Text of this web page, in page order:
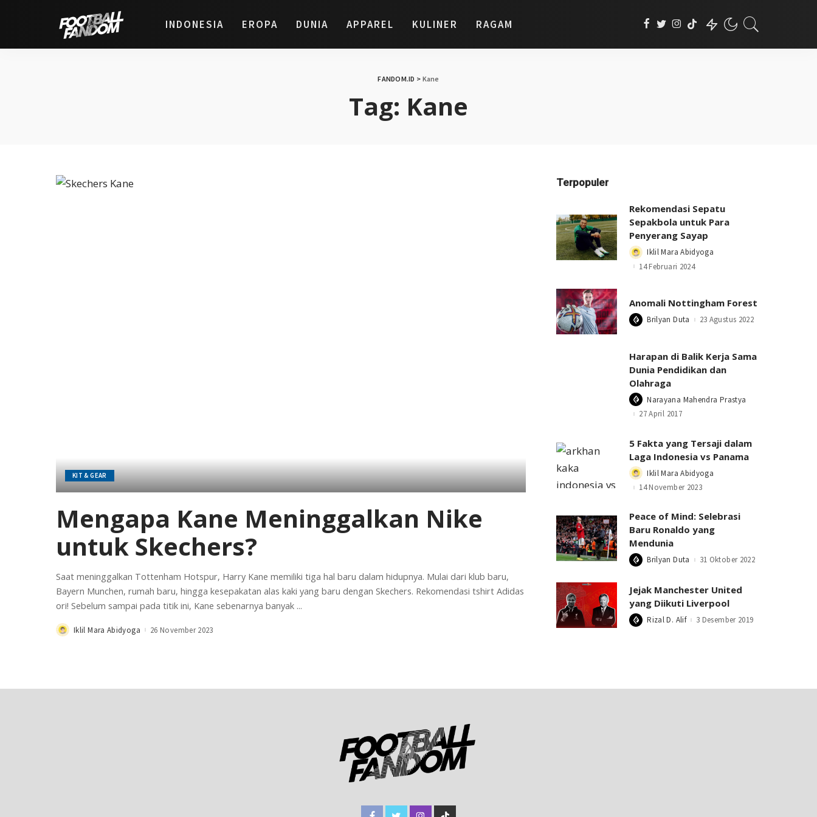
INDONESIA EROPA DUNIA APPAREL KULINER RAGAM
FANDOM.ID > Kane
Tag: Kane
KIT & GEAR
Mengapa Kane Meninggalkan Nike
untuk Skechers?
Saat meninggalkan Tottenham Hotspur, Harry Kane memiliki tiga hal baru dalam hidupnya. Mulai dari klub baru,
Bayern Munchen, rumah baru, hingga kesepakatan alas kaki yang baru dengan Skechers. Rekomendasi tshirt Adidas
ori! Sebelum sampai pada titik ini, Kane sebenarnya banyak ...
PostedIklil Mara Abidyoga 26 November 2023
Terpopuler
Rekomendasi Sepatu
Sepakbola untuk Para
Penyerang Sayap
Posted
by
Iklil Mara Abidyoga
14 Februari 2024
Anomali Nottingham Forest
PostedBrilyan Duta 23 Agustus 2022
Harapan di Balik Kerja Sama
Dunia Pendidikan dan
Olahraga
Posted
by
Narayana Mahendra Prastya
27 April 2017
5 Fakta yang Tersaji dalam
Laga Indonesia vs Panama
Posted
by
Iklil Mara Abidyoga
14 November 2023
Peace of Mind: Selebrasi
Baru Ronaldo yang
Mendunia
PostedBrilyan Duta 31 Oktober 2022
Jejak Manchester United
yang Diikuti Liverpool
PostedRizal D. Alif 3 Desember 2019